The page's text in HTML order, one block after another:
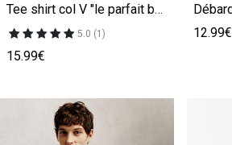
Tee shirt col V "le parfait by JULES" noir
5.0 (1)
15.99€
12.99€